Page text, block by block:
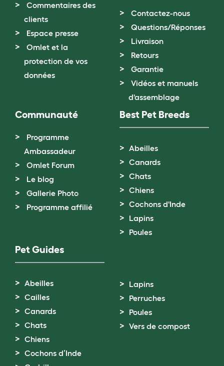
Commentaires des
clients
Espace presse
Omlet et la
protection de vos
données
Contactez-nous
Questions/Réponses
Livraison
Retours
Garantie
Vidéos et manuels
d'assemblage
Communauté
Programme
Ambassadeur
Omlet Forum
Le blog
Gallerie Photo
Programme affilié
Best Pet Breeds
Abeilles
Canards
Chats
Chiens
Cochons d'Inde
Lapins
Poules
Pet Guides
Abeilles
Cailles
Canards
Chats
Chiens
Cochons d’Inde
Lapins
Perruches
Poules
Vers de compost